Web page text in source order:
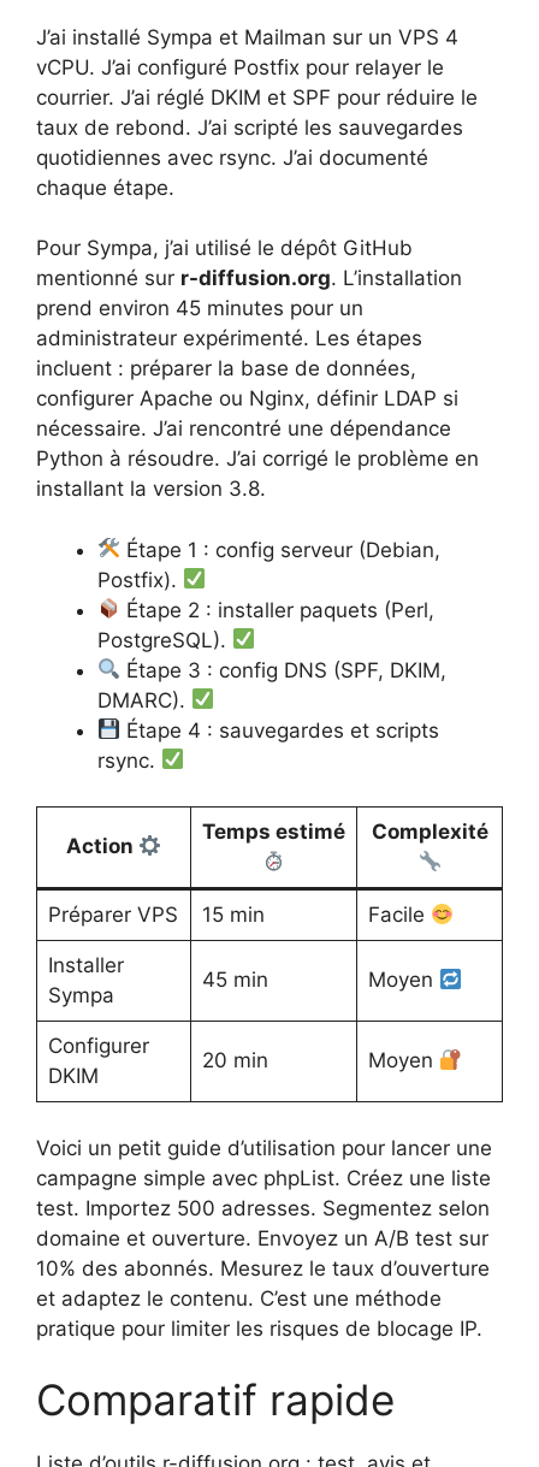
J’ai installé Sympa et Mailman sur un VPS 4
vCPU. J’ai configuré Postfix pour relayer le
courrier. J’ai réglé DKIM et SPF pour réduire le
taux de rebond. J’ai scripté les sauvegardes
quotidiennes avec rsync. J’ai documenté
chaque étape.
Pour Sympa, j’ai utilisé le dépôt GitHub
mentionné sur r-diffusion.org. L’installation
prend environ 45 minutes pour un
administrateur expérimenté. Les étapes
incluent : préparer la base de données,
configurer Apache ou Nginx, définir LDAP si
nécessaire. J’ai rencontré une dépendance
Python à résoudre. J’ai corrigé le problème en
installant la version 3.8.
Étape 1 : config serveur (Debian,
Postfix).
Étape 2 : installer paquets (Perl,
PostgreSQL).
Étape 3 : config DNS (SPF, DKIM,
DMARC).
Étape 4 : sauvegardes et scripts
rsync.
Action
Temps estimé Complexité
Préparer VPS 15 min Facile
Installer
Sympa
45 min Moyen
Configurer
DKIM
20 min Moyen
Voici un petit guide d’utilisation pour lancer une
campagne simple avec phpList. Créez une liste
test. Importez 500 adresses. Segmentez selon
domaine et ouverture. Envoyez un A/B test sur
10% des abonnés. Mesurez le taux d’ouverture
et adaptez le contenu. C’est une méthode
pratique pour limiter les risques de blocage IP.
Comparatif rapide